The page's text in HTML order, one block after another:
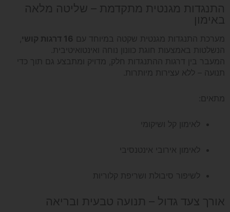
התנגדות מגנטית מתקדמת – שליטה מלאה
באימון
מערכת התנגדות מגנטית שקטה במיוחד עם 16 דרגות קושי
,
הנשלטות באמצעות חוגת כוונון נוחה ואינטואיטיבית.
המעבר בין דרגות ההתנגדות חלק, מדויק ומתבצע גם תוך כדי
תנועה – ללא עצירות מיותרות.
מתאים:
לאימון קל ושיקומי
לאימון אירובי אינטנסיבי
לשיפור סיבולת ושריפת קלוריות
אורך צעד גדול – תנועה טבעית ובריאה